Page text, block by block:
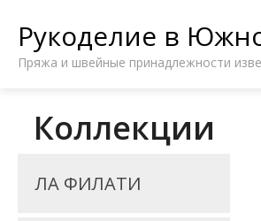
Рукоделие в
Пряжа и швейные принадлежности
Коллекции
ЛА ФИЛАТИ